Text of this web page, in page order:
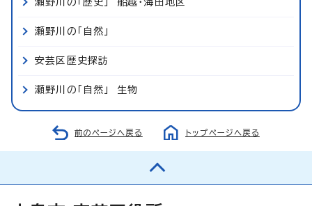
瀬野川の「自然」
安芸区歴史探訪
瀬野川の「自然」 生物
前のページへ戻る トップページへ戻る